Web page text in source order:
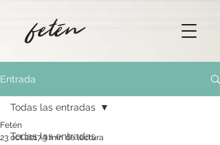
Entrada
Todas las entradas
Todas las entradas
Fetén
23 oct 20173 min de lectura